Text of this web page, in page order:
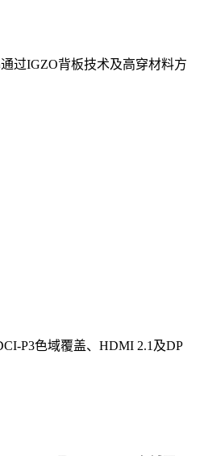
过IGZO背板技术及高穿材料方
P3色域覆盖、HDMI 2.1及DP